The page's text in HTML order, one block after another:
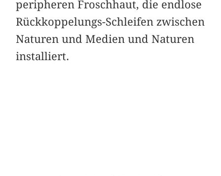
peripheren Froschhaut, die endlose
Rückkoppelungs-Schleifen zwischen
Naturen und Medien und Naturen
installiert.